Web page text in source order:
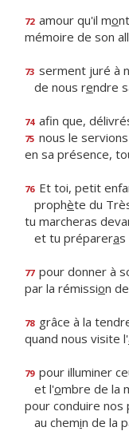
72 amour qu'il mo
mémoire de son
73 serment juré à
de nous rendre
74 afin que,
75 nous le
en sa présence,
76 Et toi, petit
prophète du
tu marcheras
et tu prépareras
77 pour donner à
par la rémission
78 grâce à la
quand nous visite l'
79 pour illuminer
et l'ombre de la
pour conduire nos
au chemin de la